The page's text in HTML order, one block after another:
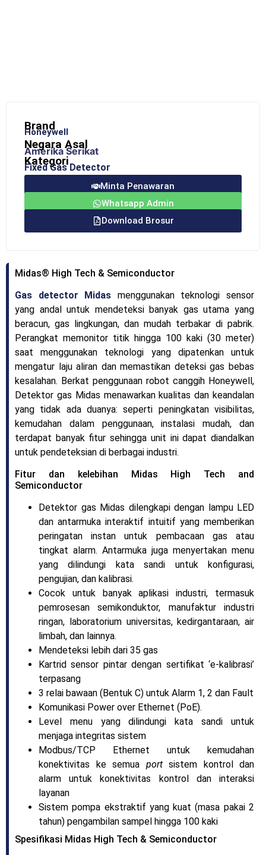
Brand
Honeywell
Negara Asal
Amerika Serikat
Kategori
Fixed Gas Detector
Minta Penawaran
Whatsapp Admin
Download Brosur
Midas® High Tech & Semiconductor
Gas detector Midas menggunakan teknologi sensor
yang andal untuk mendeteksi banyak gas utama yang
beracun, gas lingkungan, dan mudah terbakar di pabrik.
Perangkat memonitor titik hingga 100 kaki (30 meter)
saat menggunakan teknologi yang dipatenkan untuk
mengatur laju aliran dan memastikan deteksi gas bebas
kesalahan. Berkat penggunaan robot canggih Honeywell,
Detektor gas Midas menawarkan kualitas dan keandalan
yang tidak ada duanya: seperti peningkatan visibilitas,
kemudahan dalam penggunaan, instalasi mudah, dan
terdapat banyak fitur sehingga unit ini dapat diandalkan
untuk pendeteksian di berbagai industri.
Fitur dan kelebihan Midas High Tech and
Semiconductor
Detektor gas Midas dilengkapi dengan lampu LED
dan antarmuka interaktif intuitif yang memberikan
peringatan instan untuk pembacaan gas atau
tingkat alarm. Antarmuka juga menyertakan menu
yang dilindungi kata sandi untuk konfigurasi,
pengujian, dan kalibrasi.
Cocok untuk banyak aplikasi industri, termasuk
pemrosesan semikonduktor, manufaktur industri
ringan, laboratorium universitas, kedirgantaraan, air
limbah, dan lainnya.
Mendeteksi lebih dari 35 gas
Kartrid sensor pintar dengan sertifikat ‘e-kalibrasi’
terpasang
3 relai bawaan (Bentuk C) untuk Alarm 1, 2 dan Fault
Komunikasi Power over Ethernet (PoE).
Level menu yang dilindungi kata sandi untuk
menjaga integritas sistem
Modbus/TCP Ethernet untuk kemudahan
konektivitas ke semua portsistem kontrol dan
alarm untuk konektivitas kontrol dan interaksi
layanan
Sistem pompa ekstraktif yang kuat (masa pakai 2
tahun) pengambilan sampel hingga 100 kaki
Spesifikasi Midas High Tech & Semiconductor